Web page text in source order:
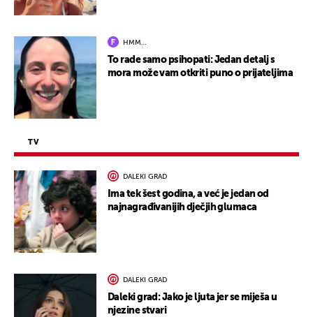
HMM…
To rade samo psihopati: Jedan detalj s
mora može vam otkriti puno o prijateljima
TV
DALEKI GRAD
Ima tek šest godina, a već je jedan od
najnagrađivanijih dječjih glumaca
DALEKI GRAD
Daleki grad: Jako je ljuta jer se miješa u
njezine stvari